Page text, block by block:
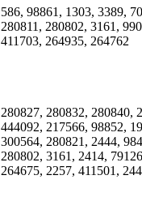
586, 98861, 1303, 3389,
280811, 280802, 3161,
411703, 264935, 264762
280827, 280832, 280840,
444092, 217566, 98852,
300564, 280821, 2444,
280802, 3161, 2414,
264675, 2257, 411501,